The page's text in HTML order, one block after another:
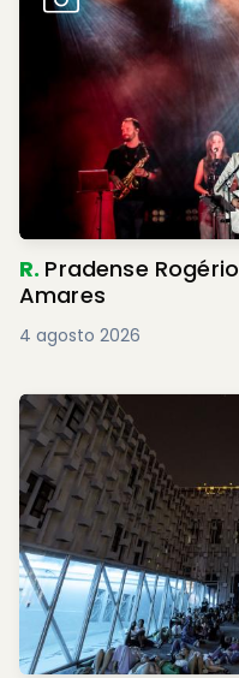
R. Pradense
Amares
4 agosto 2026